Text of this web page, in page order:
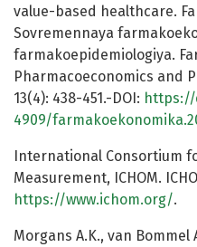
value-based healthcare.
Sovremennaya
farmakoepidemiologiya.
Pharmacoeconomics and
13(4): 438-451.-DOI: https://
4909/
International Consortium
Measurement, ICHOM.
https://www.ichom.org/.
Morgans A.K., van Bommel